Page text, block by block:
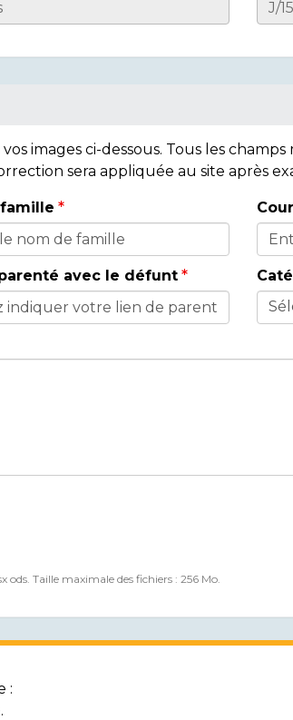
images ci-dessous. Tous les champs
sera appliquée au site après
avec le défunt
Taille maximale des fichiers : 256 Mo.
: